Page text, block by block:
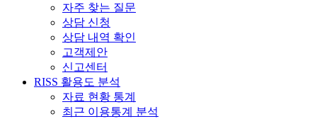
자주 찾는 질문
상담 신청
상담 내역 확인
고객제안
신고센터
RISS 활용도 분석
자료 현황 통계
최근 이용통계 분석